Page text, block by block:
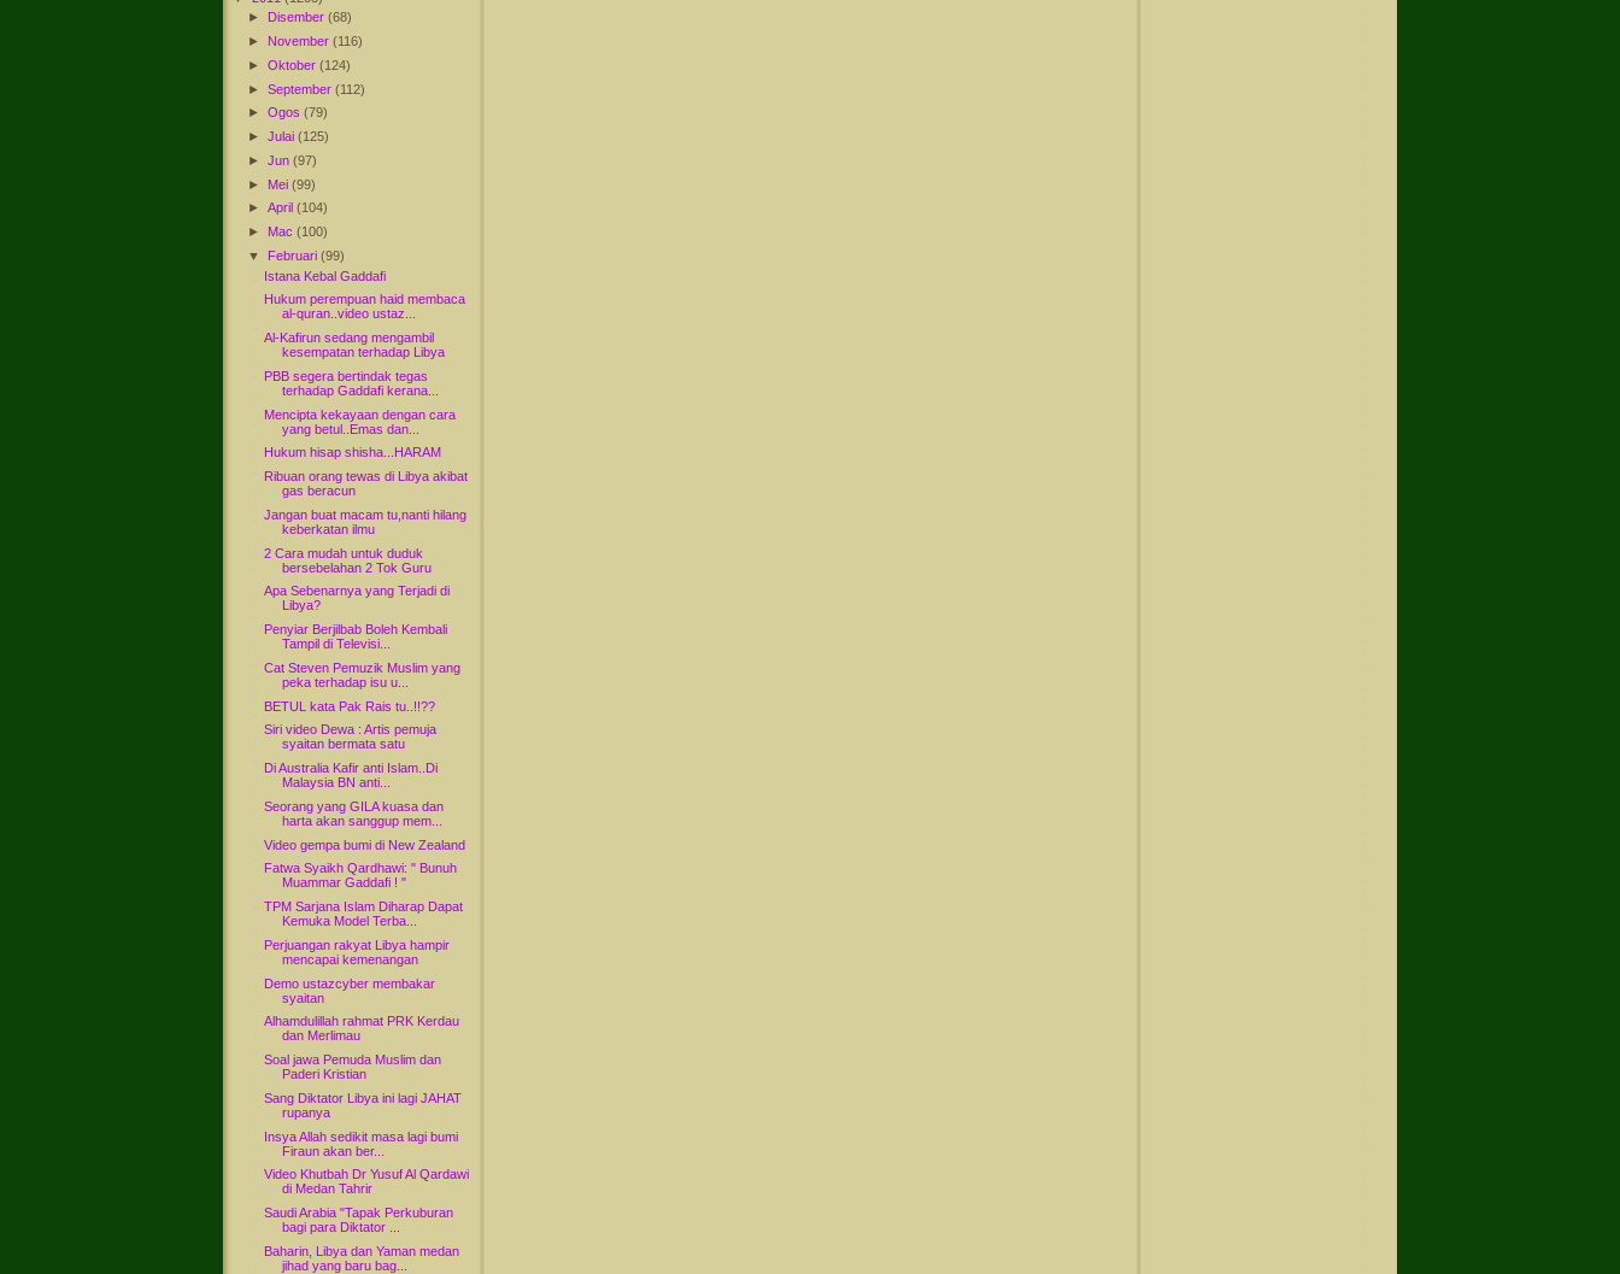
►
Disember(68)
► November(116)
►Oktober(124)
►September(112)
►Ogos(79)
►Julai(125)
►Jun(97)
► Mei(99)
►April(104)
► Mac(100)
▼
Februari(99)
Istana Kebal Gaddafi
Hukum perempuan haid membaca
al-quran..video ustaz...
Al-Kafirun sedang mengambil
kesempatan terhadap Libya
PBB segera bertindak tegas
terhadap Gaddafi kerana...
Mencipta kekayaan dengan cara
yang betul..Emas dan...
Hukum hisap shisha...HARAM
Ribuan orang tewas di Libya akibat
gas beracun
Jangan buat macam tu,nanti hilang
keberkatan ilmu
2 Cara mudah untuk duduk
bersebelahan 2 Tok Guru
Apa Sebenarnya yang Terjadi di
Libya?
Penyiar Berjilbab Boleh Kembali
Tampil di Televisi...
Cat Steven Pemuzik Muslim yang
peka terhadap isu u...
BETUL kata Pak Rais tu..!!??
Siri video Dewa : Artis pemuja
syaitan bermata satu
Di Australia Kafir anti Islam..Di
Malaysia BN anti...
Seorang yang GILA kuasa dan
harta akan sanggup mem...
Video gempa bumi di New Zealand
Fatwa Syaikh Qardhawi: " Bunuh
Muammar Gaddafi ! "
TPM Sarjana Islam Diharap Dapat
Kemuka Model Terba...
Perjuangan rakyat Libya hampir
mencapai kemenangan
Demo ustazcyber membakar
syaitan
Alhamdulillah rahmat PRK Kerdau
dan Merlimau
Soal jawa Pemuda Muslim dan
Paderi Kristian
Sang Diktator Libya ini lagi JAHAT
rupanya
Insya Allah sedikit masa lagi bumi
Firaun akan ber...
Video Khutbah Dr Yusuf Al Qardawi
di Medan Tahrir
Saudi Arabia "Tapak Perkuburan
bagi para Diktator ...
Baharin, Libya dan Yaman medan
jihad yang baru bag...